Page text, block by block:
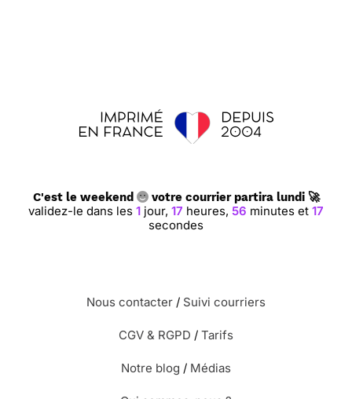
⭐⭐⭐⭐ le 30/10/12 : Parceque je trouver
que c'est une jolie carte pour une
félicitation de naissance.
⭐⭐⭐⭐⭐ le 04/06/12 : Très belle carte qui
fait comme si c'était un collage. Une carte
de félicitation parfaite pour la naissance
⭐⭐⭐⭐ le 03/05/12 : Elle est originale
C'est le weekend votre courrier partira lundi 🚀
validez-le dans les 1jour, 17 heures, 56 minutes et 16
secondes
Nous contacter / Suivi courriers
CGV & RGPD / Tarifs
Notre blog / Médias